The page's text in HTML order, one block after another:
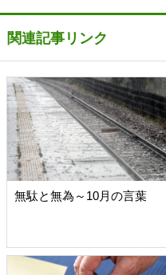
関連記事リンク
無駄と無為～10月の言葉